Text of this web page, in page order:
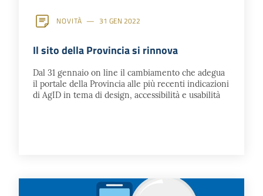
NOVITÀ 31 GEN 2022
Il sito della Provincia si rinnova
Dal 31 gennaio on line il cambiamento che adegua
il portale della Provincia alle più recenti indicazioni
di AgID in tema di design, accessibilità e usabilità